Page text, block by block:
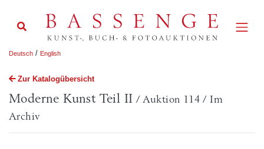
Deutsch / English
Zur Katalogübersicht
Moderne Kunst Teil II / Auktion 114 / Im
Archiv